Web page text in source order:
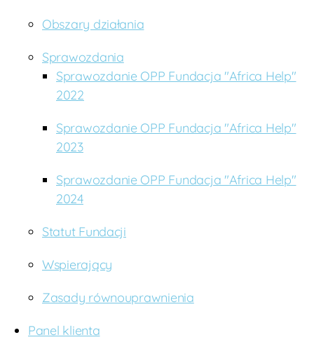
Obszary działania
Sprawozdania
Sprawozdanie OPP Fundacja "Africa Help"
2022
Sprawozdanie OPP Fundacja "Africa Help"
2023
Sprawozdanie OPP Fundacja "Africa Help"
2024
Statut Fundacji
Wspierający
Zasady równouprawnienia
Panel klienta